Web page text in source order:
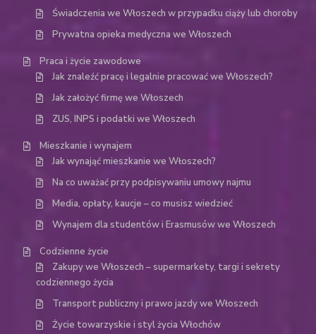
Świadczenia we Włoszech w przypadku ciąży lub choroby
Prywatna opieka medyczna we Włoszech
Praca i życie zawodowe
Jak znaleźć pracę i legalnie pracować we Włoszech?
Jak założyć firmę we Włoszech
ZUS, INPS i podatki we Włoszech
Mieszkanie i wynajem
Jak wynająć mieszkanie we Włoszech?
Na co uważać przy podpisywaniu umowy najmu
Media, opłaty, kaucje – co musisz wiedzieć
Wynajem dla studentów i Erasmusów we Włoszech
Codzienne życie
Zakupy we Włoszech – supermarkety, targi i sekrety
codziennego życia
Transport publiczny i prawo jazdy we Włoszech
Życie towarzyskie i styl życia Włochów